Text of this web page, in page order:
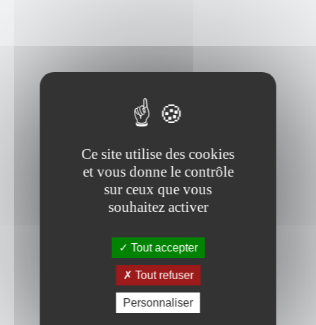
Ce site utilise des cookies
et vous donne le contrôle
sur ceux que vous
souhaitez activer
Tout accepter
Tout refuser
Personnaliser